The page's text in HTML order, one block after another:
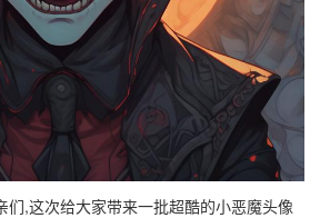
们,这次给大家带来一批超酷的小恶魔头像